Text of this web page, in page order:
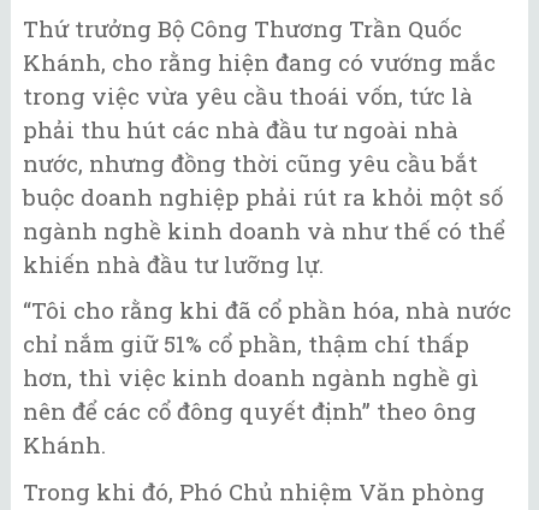
Thứ trưởng Bộ Công Thương Trần Quốc
Khánh, cho rằng hiện đang có vướng mắc
trong việc vừa yêu cầu thoái vốn, tức là
phải thu hút các nhà đầu tư ngoài nhà
nước, nhưng đồng thời cũng yêu cầu bắt
buộc doanh nghiệp phải rút ra khỏi một số
ngành nghề kinh doanh và như thế có thể
khiến nhà đầu tư lưỡng lự.
“Tôi cho rằng khi đã cổ phần hóa, nhà nước
chỉ nắm giữ 51% cổ phần, thậm chí thấp
hơn, thì việc kinh doanh ngành nghề gì
nên để các cổ đông quyết định” theo ông
Khánh.
Trong khi đó, Phó Chủ nhiệm Văn phòng